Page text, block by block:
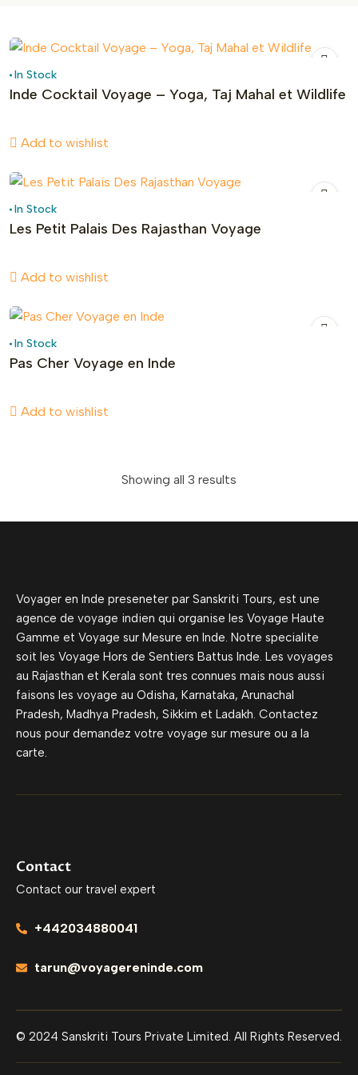
In Stock
Inde Cocktail Voyage – Yoga, Taj Mahal et Wildlife
Add to wishlist
In Stock
Les Petit Palais Des Rajasthan Voyage
Add to wishlist
In Stock
Pas Cher Voyage en Inde
Add to wishlist
Showing all 3 results
Voyager en Inde preseneter par Sanskriti Tours, est une
agence de voyage indien qui organise les Voyage Haute
Gamme et Voyage sur Mesure en Inde. Notre specialite
soit les Voyage Hors de Sentiers Battus Inde. Les voyages
au Rajasthan et Kerala sont tres connues mais nous aussi
faisons les voyage au Odisha, Karnataka, Arunachal
Pradesh, Madhya Pradesh, Sikkim et Ladakh. Contactez
nous pour demandez votre voyage sur mesure ou a la
carte.
Contact
Contact our travel expert
+442034880041
tarun@voyagereninde.com
© 2024 Sanskriti Tours Private Limited. All Rights Reserved.